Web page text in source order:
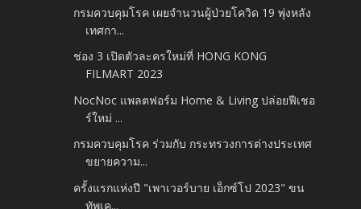
กรมควบคุมโรค เผยจำนวนผู้ป่วยโควิด 19 พุ่งหลัง
เทศกา...
ช่อง 3 เปิดตัวละครใหม่ที่ HONG KONG
FILMART 2023
NocNoc แพลตฟอร์ม Home & Living ปล่อยฟีเชอ
ร์ใหม่ ...
กรมควบคุมโรค ร่วมกับ กระทรวงการต่างประเทศ
ขยายความ...
ครั้งแรกแห่งปี "เพาเวอร์บาย เอ็กซ์โป 2023" ขน
ทัพเค...